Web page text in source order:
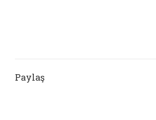
Paylaş